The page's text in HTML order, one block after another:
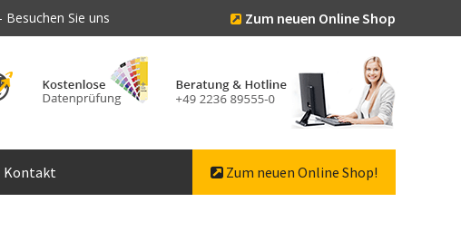
- Besuchen Sie uns Zum neuen Online Shop
Kontakt Zum neuen Online Shop!